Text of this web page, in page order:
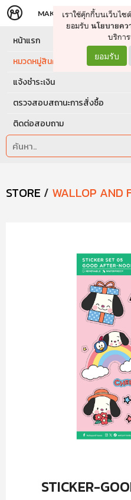
จัดการรถเข็น ดำเนินการ
MAKERS STORE
เราใช้คุ๊กกี้บนเว็บไซ
ยอมรับ นโยบายคว
บริกา
ยอมรับ
หน้าแรก
หมวดหมู่สินค้า
แจ้งชำระเงิน
ตรวจสอบสถานะการสั่งซื้อ
ติดต่อสอบถาม
STORE / WALLOP AND
STICKER-